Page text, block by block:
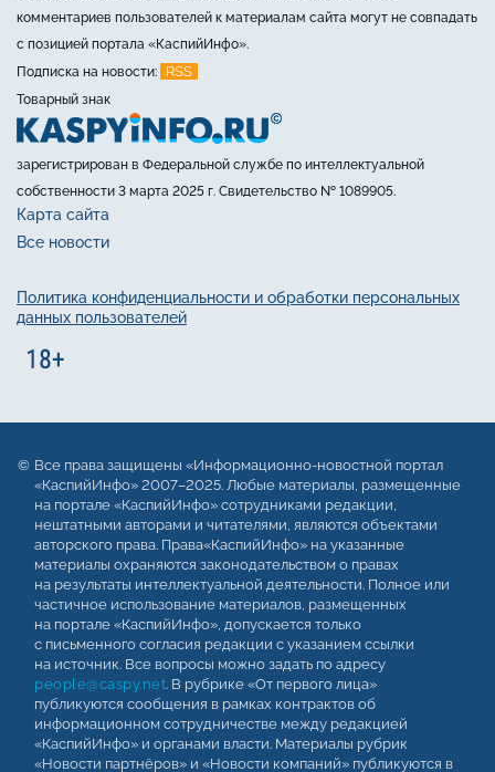
комментариев пользователей к материалам сайта могут не совпадать
с позицией портала «КаспийИнфо».
Подписка на новости:
RSS
Товарный знак
зарегистрирован в Федеральной службе по интеллектуальной
собственности 3 марта 2025 г. Свидетельство № 1089905.
Карта сайта
Все новости
Политика конфиденциальности и обработки персональных
данных пользователей
Все права защищены «Информационно-новостной портал
«КаспийИнфо» 2007–2025. Любые материалы, размещенные
на портале «КаспийИнфо» сотрудниками редакции,
нештатными авторами и читателями, являются объектами
авторского права. Права«КаспийИнфо» на указанные
материалы охраняются законодательством о правах
на результаты интеллектуальной деятельности. Полное или
частичное использование материалов, размещенных
на портале «КаспийИнфо», допускается только
с письменного согласия редакции с указанием ссылки
на источник. Все вопросы можно задать по адресу
people@caspy.net. В рубрике «От первого лица»
публикуются сообщения в рамках контрактов об
информационном сотрудничестве между редакцией
«КаспийИнфо» и органами власти. Материалы рубрик
«Новости партнёров» и «Новости компаний» публикуются в